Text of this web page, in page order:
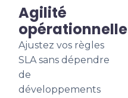
Agilité
opérationnelle
Ajustez vos règles
SLA sans dépendre
de
développements